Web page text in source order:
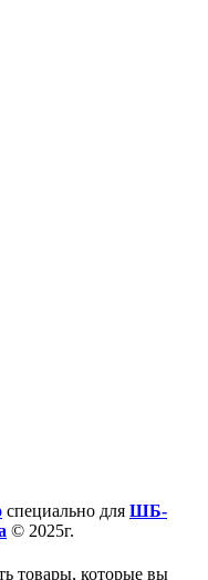
специально для ШБ-
© 2025г.
товары, которые вы